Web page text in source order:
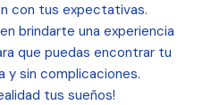
con tus expectativas.
brindarte una experiencia
que puedas encontrar tu
y sin complicaciones.
tus sueños!